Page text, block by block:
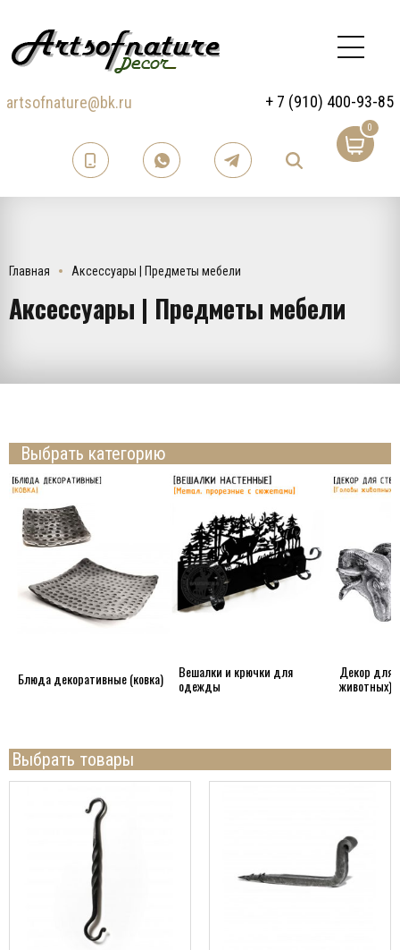
artsofnature@bk.ru + 7 (910) 400-93-85
0
Главная Аксессуары | Предметы мебели
Аксессуары | Предметы мебели
Выбрать категорию
Блюда декоративные (ковка) Вешалки и крючки для
одежды
Декор для
животных)
Выбрать товары